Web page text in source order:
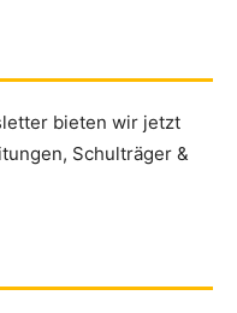
bieten wir jetzt
Schulträger &